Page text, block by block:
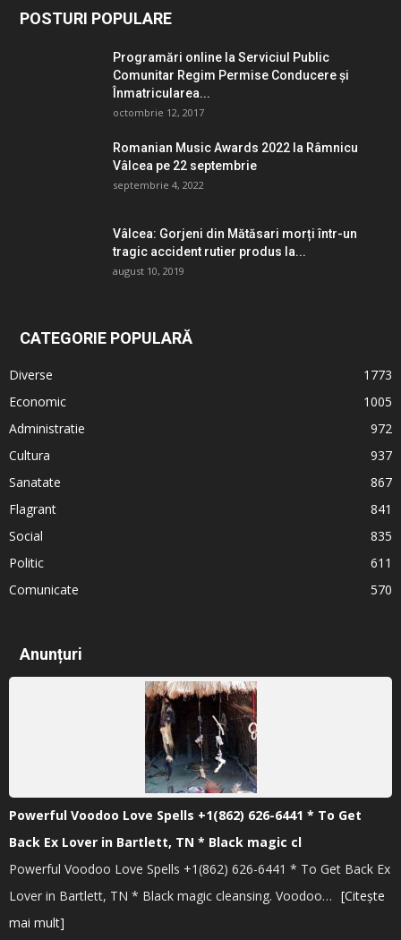
POSTURI POPULARE
Programări online la Serviciul Public
Comunitar Regim Permise Conducere şi
Înmatricularea...
octombrie 12, 2017
Romanian Music Awards 2022 la Râmnicu
Vâlcea pe 22 septembrie
septembrie 4, 2022
Vâlcea: Gorjeni din Mătăsari morți într-un
tragic accident rutier produs la...
august 10, 2019
CATEGORIE POPULARĂ
Diverse
1773
Economic
1005
Administratie
972
Cultura
937
Sanatate
867
Flagrant
841
Social
835
Politic
611
Comunicate
570
Anunțuri
Powerful Voodoo Love Spells +1(862) 626-6441 * To Get
Back Ex Lover in Bartlett, TN * Black magic cl
Powerful Voodoo Love Spells +1(862) 626-6441 * To Get Back Ex
Lover in Bartlett, TN * Black magic cleansing. Voodoo… [Citește
mai mult]